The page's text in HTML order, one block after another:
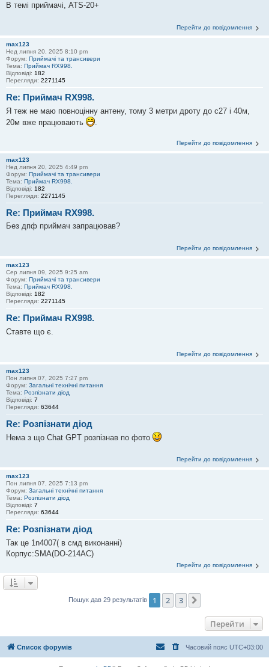
В темі приймачі, ATS-20+
Перейти до повідомлення
max123
Нед липня 20, 2025 8:10 pm
Форум: Приймачі та трансивери
Тема: Приймач RX998.
Відповіді: 182
Перегляди: 2271145
Re: Приймач RX998.
Я теж не маю повноцінну антену, тому 3 метри дроту до c27 і 40м,
20м вже працювають
Перейти до повідомлення
max123
Нед липня 20, 2025 4:49 pm
Форум: Приймачі та трансивери
Тема: Приймач RX998.
Відповіді: 182
Перегляди: 2271145
Re: Приймач RX998.
Без дпф приймач запрацював?
Перейти до повідомлення
max123
Сер липня 09, 2025 9:25 am
Форум: Приймачі та трансивери
Тема: Приймач RX998.
Відповіді: 182
Перегляди: 2271145
Re: Приймач RX998.
Ставте що є.
Перейти до повідомлення
max123
Пон липня 07, 2025 7:27 pm
Форум: Загальні технічні питання
Тема: Розпізнати діод
Відповіді: 7
Перегляди: 63644
Re: Розпізнати діод
Нема з що Chat GPT розпізнав по фото
Перейти до повідомлення
max123
Пон липня 07, 2025 7:13 pm
Форум: Загальні технічні питання
Тема: Розпізнати діод
Відповіді: 7
Перегляди: 63644
Re: Розпізнати діод
Так це 1n4007( в смд виконанні)
Корпус:SMA(DO-214AC)
Перейти до повідомлення
Пошук дав 29 результатів 1 2 3
Перейти
Список форумів Часовий пояс UTC+03:00